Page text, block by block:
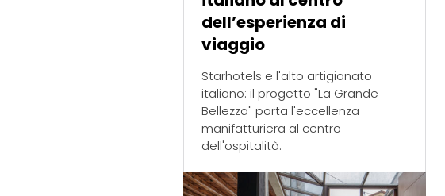
dell’esperienza di
viaggio
Starhotels e l'alto artigianato
italiano: il progetto "La Grande
Bellezza" porta l'eccellenza
manifatturiera al centro
dell'ospitalità.